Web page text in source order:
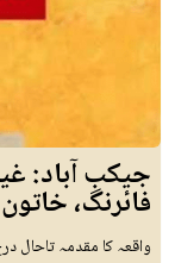
جیکب آباد:
فائرنگ،
واقعہ کا مقدمہ تاحال